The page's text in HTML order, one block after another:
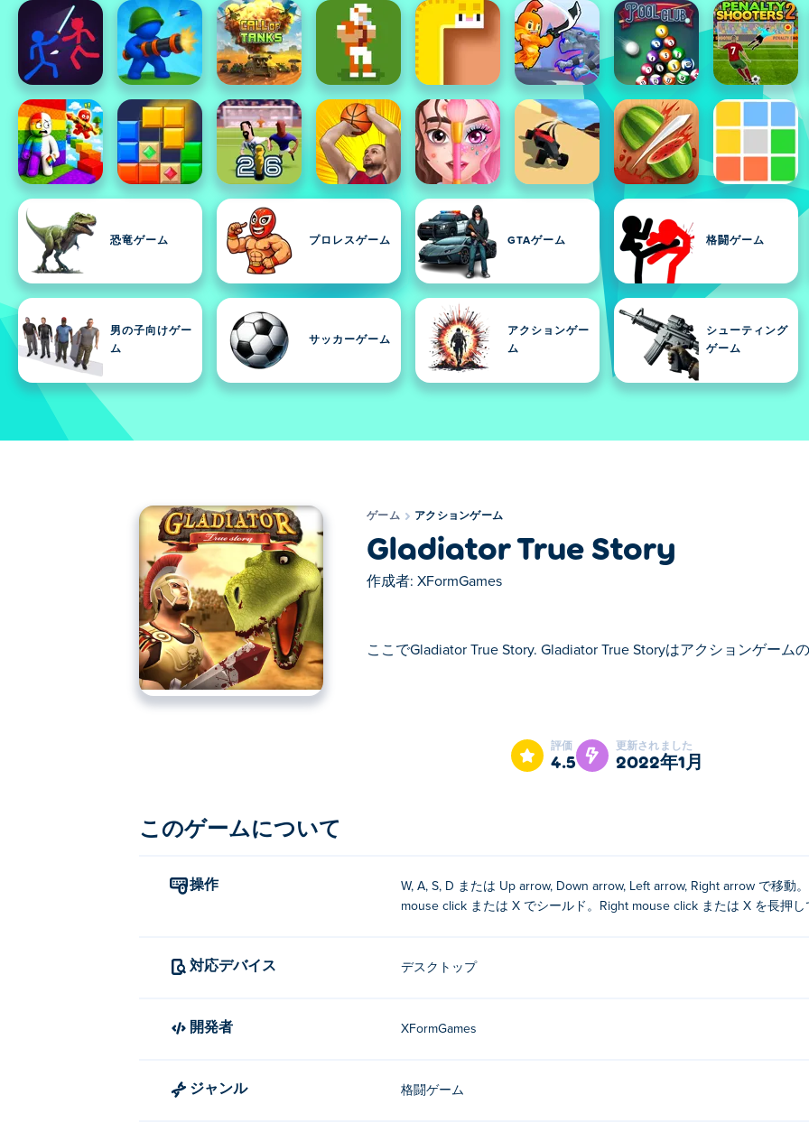
恐竜ゲーム プロレスゲーム GTAゲーム 格闘ゲーム
男の子向けゲー
ム
サッカーゲーム
アクションゲー
ム
シューティング
ゲーム
ゲーム アクションゲーム
Gladiator True Story
作成者: XFormGames
ここでGladiator True Story. Gladiator True Storyはアクションゲーム
ここでGladiator True Story. Gladiator True Storyはアクションゲームのおすすめゲームです。
評価
4.5
更新されました
2022年1月
このゲームについて
操作
W, A, S, D または Up arrow, Down arrow, Left arrow, Right arrow で移動
mouse click または X でシールド。Right mouse click または X を長押し
対応デバイス デスクトップ
開発者 XFormGames
ジャンル 格闘ゲーム